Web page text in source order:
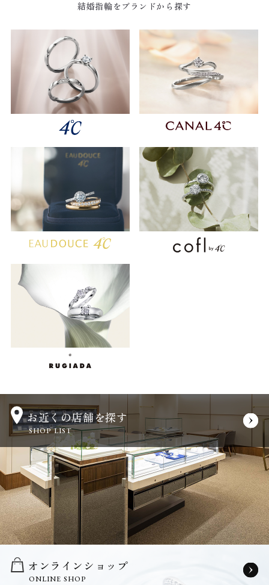
結婚指輪をブランドから探す
お近くの店舗を探す
SHOP LIST
オンラインショップ
ONLINE SHOP